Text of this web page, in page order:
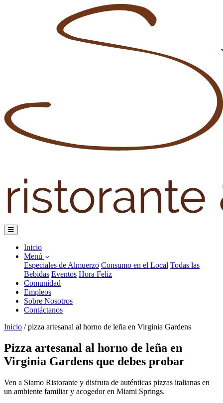
Inicio
Menú
Especiales de Almuerzo Consumo en el Local Todas las
Bebidas Eventos Hora Feliz
Comunidad
Empleos
Sobre Nosotros
Contáctanos
Inicio / pizza artesanal al horno de leña en Virginia Gardens
Pizza artesanal al horno de leña en
Virginia Gardens que debes probar
Ven a Siamo Ristorante y disfruta de auténticas pizzas italianas en
un ambiente familiar y acogedor en Miami Springs.